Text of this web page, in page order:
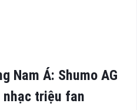
Nam Á: Shumo AG
nhạc triệu fan